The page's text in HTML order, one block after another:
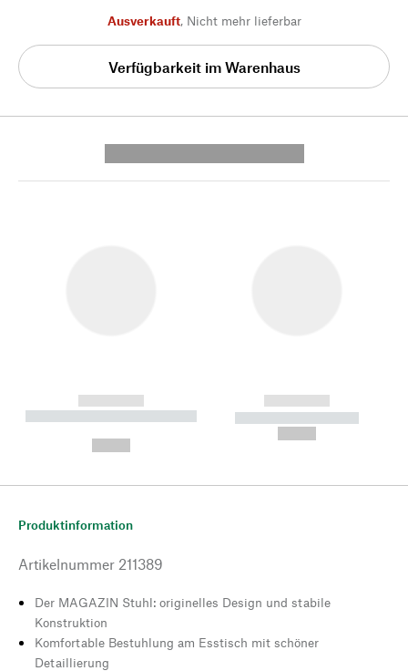
Ausverkauft, Nicht mehr lieferbar
Verfügbarkeit im Warenhaus
------------
----------- ----------- --------
------------
----------- -----------
Produktinformation
Artikelnummer 211389
Der MAGAZIN Stuhl: originelles Design und stabile
Konstruktion
Komfortable Bestuhlung am Esstisch mit schöner
Detaillierung